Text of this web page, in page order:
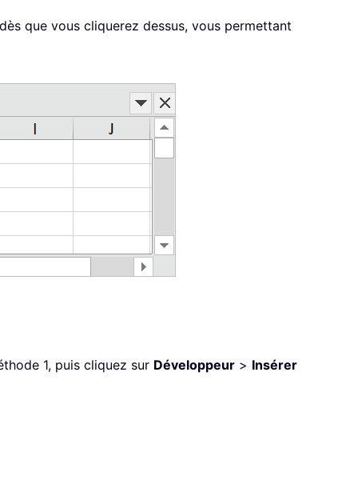
que vous cliquerez dessus, vous permettant
1, puis cliquez sur Développeur > Insérer